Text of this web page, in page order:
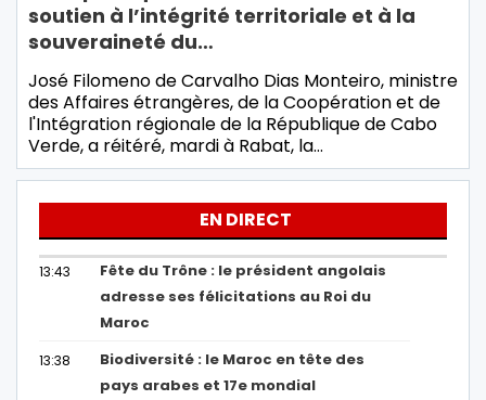
soutien à l’intégrité territoriale et à la
souveraineté du…
José Filomeno de Carvalho Dias Monteiro, ministre
des Affaires étrangères, de la Coopération et de
l'Intégration régionale de la République de Cabo
Verde, a réitéré, mardi à Rabat, la…
EN DIRECT
13:43
Fête du Trône : le président angolais
adresse ses félicitations au Roi du
Maroc
13:38
Biodiversité : le Maroc en tête des
pays arabes et 17e mondial